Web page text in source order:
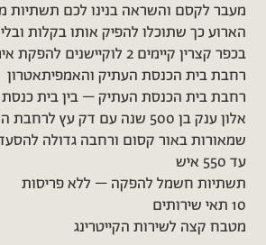
מעבר לקסם והשראה בנינו לכם תשתיות
הארוע כך שתוכלו להפיק אותו בקלות
בכפר קצרין קיימים 2 לוקיישנים
רחבת בית הכנסת העתיק והאמפיתאטרון
אלון ענק בן 500 שנה עם דק עץ
שמאורות באור קסום ורחבה גדולה
עד 550 איש
תשתיות חשמל להפקה – ללא פריסות
10 תאי שירותים
מטבח קצה לשירות הקייטרינג